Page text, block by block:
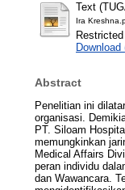
Text
Ira
Download
Abstract
Penelitian ini
organisasi.
PT. Siloam
memungkinkan
Medical Affairs
peran individu
dan Wawancara.